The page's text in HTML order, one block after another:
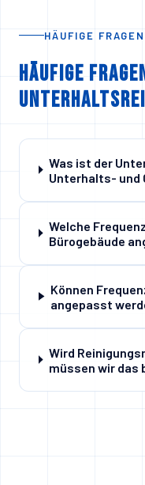
HÄUFIGE FRAGEN
Häufige
Was ist der
Unterhalts- und
Welche
Bürogebäude
Können
angepasst
Wird
müssen wir das